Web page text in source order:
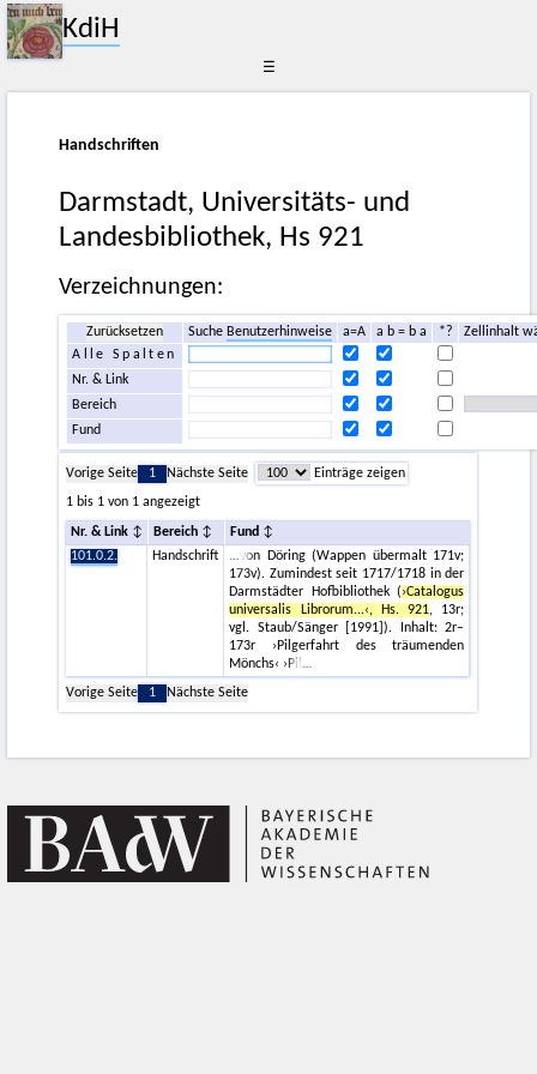
KdiH
☰
Handschriften
Darmstadt, Universitäts- und
Landesbibliothek, Hs 921
Verzeichnungen:
Zurücksetzen SucheBenutzerhinweise a=A a b = b a *?
Zellinhalt
Alle Spalten
Nr. & Link
Bereich
Fund
Vorige Seite 1 Nächste Seite
Einträge zeigen
1 bis 1 von 1 angezeigt
Nr. & Link Bereich
Fund
101.0.2.
Handschrift
von Döring (Wappen übermalt 171v;
173v). Zumindest seit 1717/1718 in der
Darmstädter Hofbibliothek (›Catalogus
universalis Librorum...‹, Hs. 921, 13r;
vgl. Staub/Sänger [1991]). Inhalt: 2r–
173r ›Pilgerfahrt des träumenden
Mönchs‹ ›Pil
Vorige Seite
1 Nächste Seite